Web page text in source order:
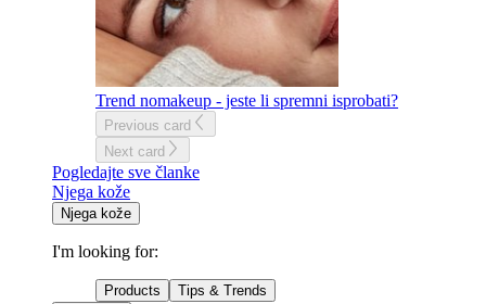
Trend nomakeup - jeste li spremni isprobati?
Previous card
Next card
Pogledajte sve članke
Njega kože
Njega kože
I'm looking for:
Products
Tips & Trends